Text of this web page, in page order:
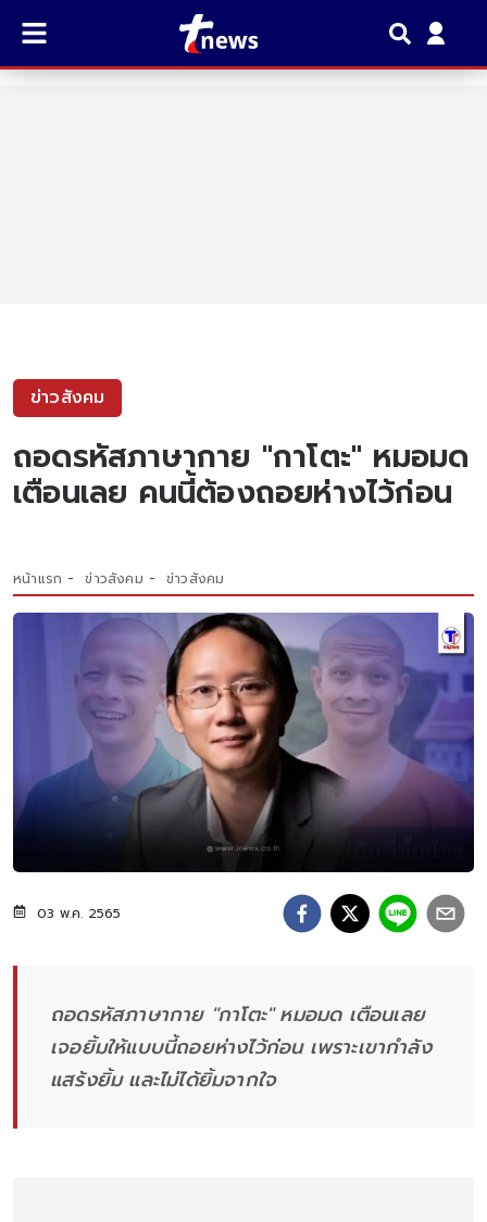
ข่าวสังคม
ถอดรหัสภาษากาย "กาโตะ" หมอมด
เตือนเลย คนนี้ต้องถอยห่างไว้ก่อน
หน้าแรก ข่าวสังคม ข่าวสังคม
03 พ.ค. 2565
ถอดรหัสภาษากาย "กาโตะ" หมอมด เตือนเลย
เจอยิ้มให้แบบนี้ถอยห่างไว้ก่อน เพราะเขากำลัง
แสร้งยิ้ม และไม่ได้ยิ้มจากใจ